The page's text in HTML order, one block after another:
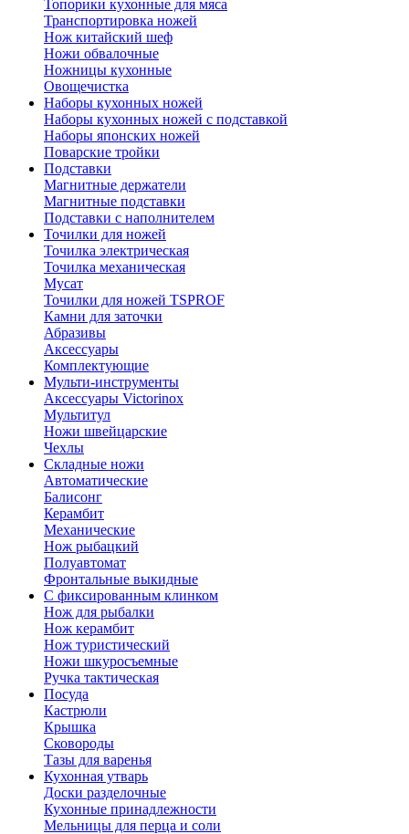
Топорики кухонные для мяса
Транспортировка ножей
Нож китайский шеф
Ножи обвалочные
Ножницы кухонные
Овощечистка
Наборы кухонных ножей
Наборы кухонных ножей с подставкой
Наборы японских ножей
Поварские тройки
Подставки
Магнитные держатели
Магнитные подставки
Подставки с наполнителем
Точилки для ножей
Точилка электрическая
Точилка механическая
Мусат
Точилки для ножей TSPROF
Камни для заточки
Абразивы
Аксессуары
Комплектующие
Мульти-инструменты
Аксессуары Victorinox
Мультитул
Ножи швейцарские
Чехлы
Складные ножи
Автоматические
Балисонг
Керамбит
Механические
Нож рыбацкий
Полуавтомат
Фронтальные выкидные
С фиксированным клинком
Нож для рыбалки
Нож керамбит
Нож туристический
Ножи шкуросъемные
Ручка тактическая
Посуда
Кастрюли
Крышка
Сковороды
Тазы для варенья
Кухонная утварь
Доски разделочные
Кухонные принадлежности
Мельницы для перца и соли